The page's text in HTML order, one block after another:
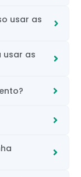
usar as
usar as